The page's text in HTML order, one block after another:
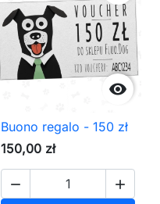

Buono regalo - 150 zł
150,00 zł
 